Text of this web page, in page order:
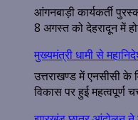
आंगनबाड़ी कार्यकर्ती
8 अगस्त को देहरादून में
मुख्यमंत्री धामी से
उत्तराखण्ड में एनसीसी
विकास पर हुई महत्वपूर्ण